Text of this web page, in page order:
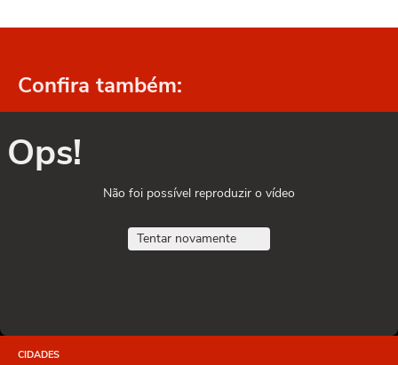
Confira também:
Ops!
Não foi possível reproduzir o vídeo
Tentar novamente
CIDADES